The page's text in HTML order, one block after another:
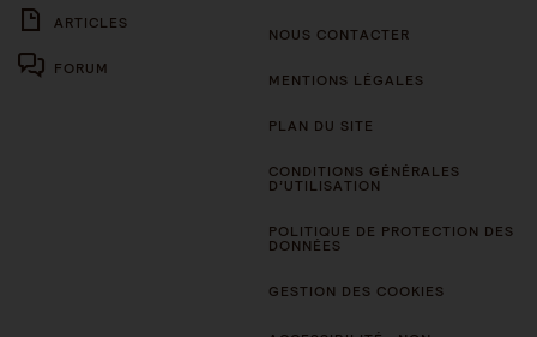
ARTICLES
FORUM
NOUS CONTACTER
MENTIONS LÉGALES
PLAN DU SITE
CONDITIONS GÉNÉRALES
D’UTILISATION
POLITIQUE DE PROTECTION DES
DONNÉES
GESTION DES COOKIES